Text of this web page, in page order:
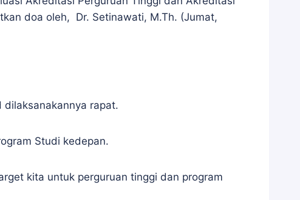
doa oleh, Dr. Setinawati, M.Th. (Jumat,
dilaksanakannya rapat.
Studi kedepan.
kita untuk perguruan tinggi dan program